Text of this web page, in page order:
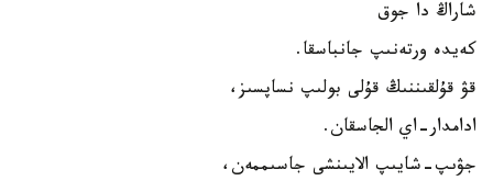
شاراڭ دا جوق
كەيدە ورتەنىپ جانباسقا.
قۋ قۇلقىننىڭ قۇلى بولىپ نساپسىز،
ادامدار-اي الجاسقان.
جۋىپ-شايىپ الايىنشى جاسىممەن،